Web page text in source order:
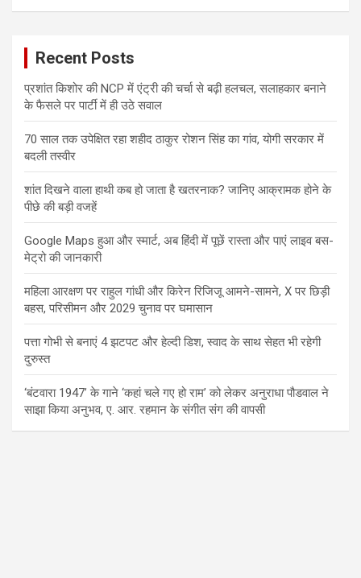
Recent Posts
प्रशांत किशोर की NCP में एंट्री की चर्चा से बढ़ी हलचल, सलाहकार बनाने
के फैसले पर पार्टी में ही उठे सवाल
70 साल तक उपेक्षित रहा शहीद ठाकुर रोशन सिंह का गांव, योगी सरकार में
बदली तस्वीर
शांत दिखने वाला हाथी कब हो जाता है खतरनाक? जानिए आक्रामक होने के
पीछे की बड़ी वजहें
Google Maps हुआ और स्मार्ट, अब हिंदी में पूछें रास्ता और पाएं लाइव बस-
मेट्रो की जानकारी
महिला आरक्षण पर राहुल गांधी और किरेन रिजिजू आमने-सामने, X पर छिड़ी
बहस, परिसीमन और 2029 चुनाव पर घमासान
पत्ता गोभी से बनाएं 4 झटपट और हेल्दी डिश, स्वाद के साथ सेहत भी रहेगी
दुरुस्त
‘बंटवारा 1947’ के गाने ‘कहां चले गए हो राम’ को लेकर अनुराधा पौडवाल ने
साझा किया अनुभव, ए. आर. रहमान के संगीत संग की वापसी